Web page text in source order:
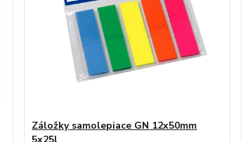
Záložky samolepiace GN 12x50mm